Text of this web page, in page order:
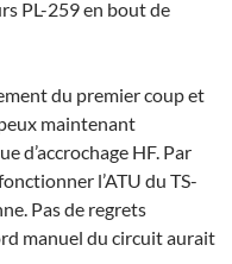
PL-259 en bout de
du premier coup et
maintenant
d’accrochage HF. Par
l’ATU du TS-
Pas de regrets
manuel du circuit aurait